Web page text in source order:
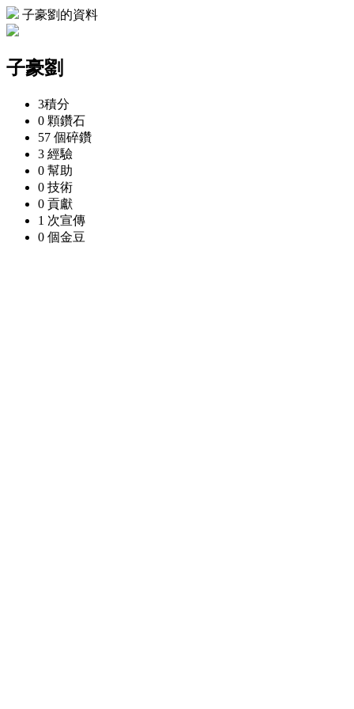
子豪劉的資料
子豪劉
3積分
0 顆鑽石
57 個碎鑽
3 經驗
0 幫助
0 技術
0 貢獻
1 次宣傳
0 個金豆